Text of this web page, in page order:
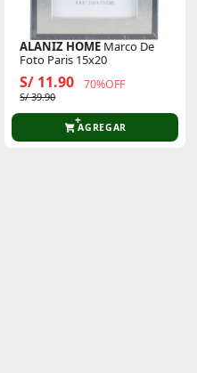
ALANIZ HOME Marco De
Foto Paris 15x20
S/ 11.90 70%OFF
S/ 39.90
AGREGAR